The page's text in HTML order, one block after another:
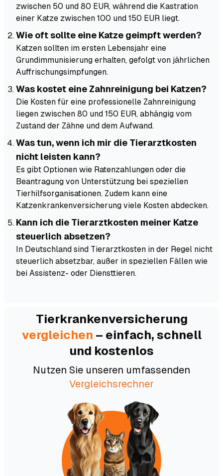
zwischen 50 und 80 EUR, während die Kastration
einer Katze zwischen 100 und 150 EUR liegt.
Wie oft sollte eine Katze geimpft werden?
Katzen sollten im ersten Lebensjahr eine
Grundimmunisierung erhalten, gefolgt von jährlichen
Auffrischungsimpfungen.
Was kostet eine Zahnreinigung bei Katzen?
Die Kosten für eine professionelle Zahnreinigung
liegen zwischen 80 und 150 EUR, abhängig vom
Zustand der Zähne und dem Aufwand.
Was tun, wenn ich mir die Tierarztkosten
nicht leisten kann?
Es gibt Optionen wie Ratenzahlungen oder die
Beantragung von Unterstützung bei speziellen
Tierhilfsorganisationen. Zudem kann eine
Katzenkrankenversicherung viele Kosten abdecken.
Kann ich die Tierarztkosten meiner Katze
steuerlich absetzen?
In Deutschland sind Tierarztkosten in der Regel nicht
steuerlich absetzbar, außer in speziellen Fällen wie
bei Assistenz- oder Diensttieren.
Tierkranken­versicherung
vergleichen – einfach, schnell
und kostenlos
Nutzen Sie unseren umfassenden
Vergleichsrechner